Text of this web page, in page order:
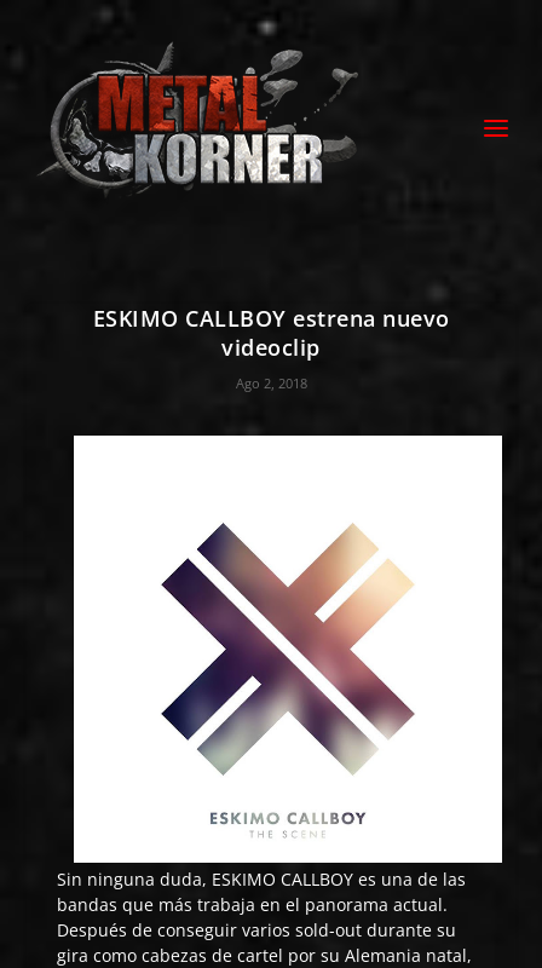
ESKIMO CALLBOY estrena nuevo
videoclip
Ago 2, 2018
Sin ninguna duda, ESKIMO CALLBOY es una de las
bandas que más trabaja en el panorama actual.
Después de conseguir varios sold-out durante su
gira como cabezas de cartel por su Alemania natal,